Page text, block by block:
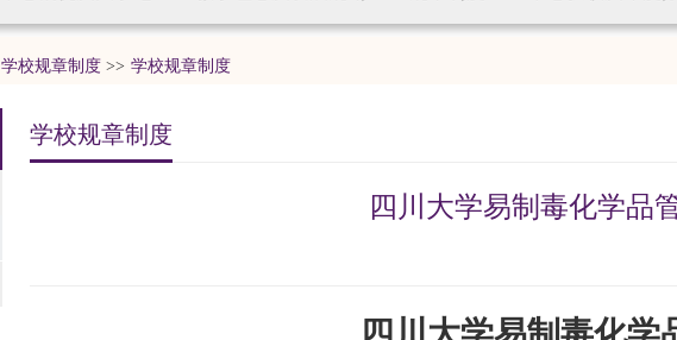
学校规章制度 >> 学校规章制度
学校规章制度
四川大学易制毒化学品